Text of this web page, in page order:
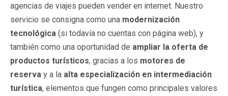
agencias de viajes pueden vender en internet. Nuestro
servicio se consigna como una modernización
tecnológica (si todavía no cuentas con página web), y
también como una oportunidad de ampliar la oferta de
productos turísticos, gracias a los motores de
reserva y a la alta especialización en intermediación
turística, elementos que fungen como principales valores